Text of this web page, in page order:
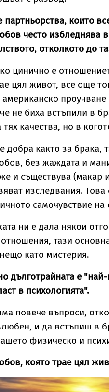
партньорства, които
често избледнява
отколкото до
цинично е
цял живот, все още
не биха встъпили в
качества, но в
добра както за брака,
без жаждата и
и съществува (макар
изследвания.
самочувствие на
ни е дала някои
тази
като мистерия.
дълготрайната е
в психологията".
повече въпроси,
и да встъпиш в
физическо и
която трае цял